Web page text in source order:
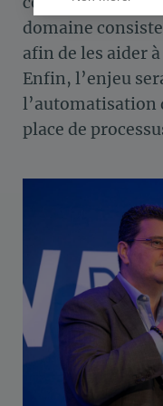
Axeptio consent
Plateforme de
Notre plateforme
domaine
afin de les aider
Enfin, l’enjeu
l’automatisation
place de